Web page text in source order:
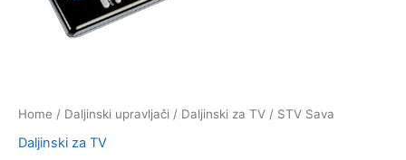
Home / Daljinski upravljači / Daljinski za TV / STV Sava
Daljinski za TV